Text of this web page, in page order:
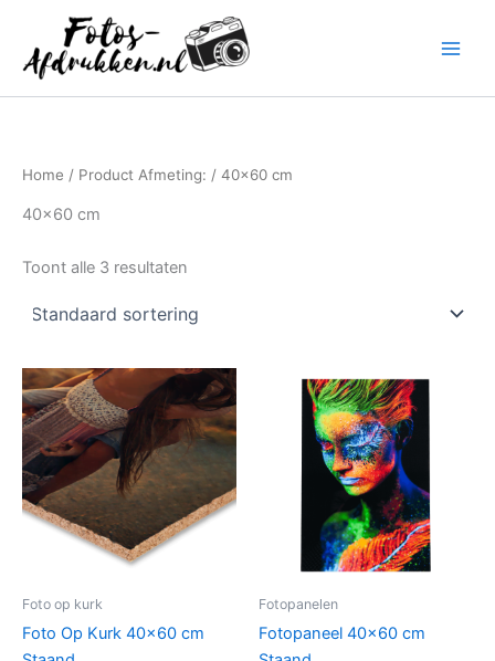
inhoud
Home / Product Afmeting: / 40x60 cm
40x60 cm
Toont alle 3 resultaten
Foto op kurk
Foto Op Kurk 40×60 cm
Fotopanelen
Fotopaneel 40×60 cm